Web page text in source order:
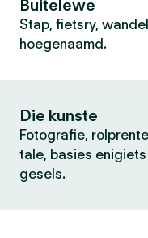
Buitelewe
Stap, fietsry,
hoegenaamd.
Die kunste
Fotografie,
tale, basies
gesels.